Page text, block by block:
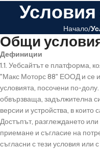
Условия
Начало
Общи
Дефиниции
1.1. Уебсайтът е платформа,
"Макс Моторс 88" ЕООД и се
условията, посочени по-
обвързваща, задължителна
версии и устройства, в
Достъпът, разглеждането
приемане и съгласие на
съгласни с тези условия или